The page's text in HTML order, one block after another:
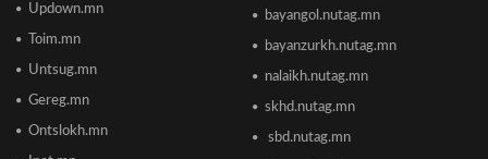
2026/06/16 12:47
өсөлтийн төсөөллөө бууруулжээ
Updown.mn
Toim.mn
Untsug.mn
Gereg.mn
Ontslokh.mn
bayangol.nutag.mn
bayanzurkh.nutag.mn
nalaikh.nutag.mn
skhd.nutag.mn
sbd.nutag.mn